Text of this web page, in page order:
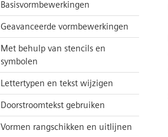
Basisvormbewerkingen
Geavanceerde vormbewerkingen
Met behulp van stencils en
symbolen
Lettertypen en tekst wijzigen
Doorstroomtekst gebruiken
Vormen rangschikken en uitlijnen